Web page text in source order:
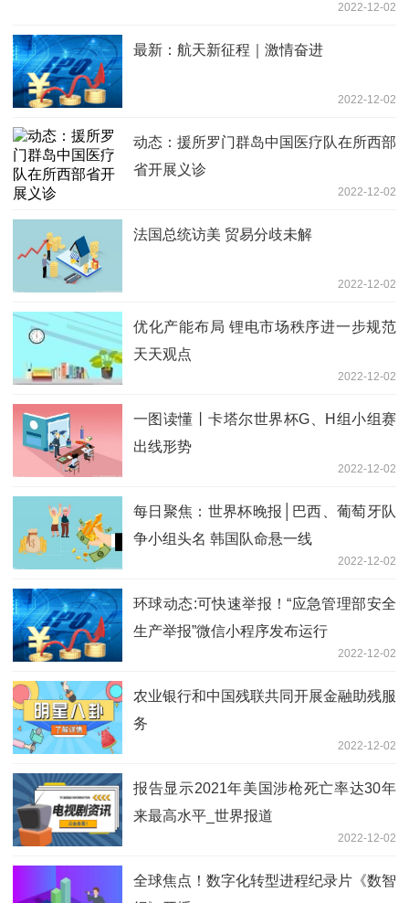
2022-12-02
最新：航天新征程｜激情奋进
2022-12-02
动态：援所罗门群岛中国医疗队在所西部
省开展义诊
2022-12-02
法国总统访美 贸易分歧未解
2022-12-02
优化产能布局 锂电市场秩序进一步规范
天天观点
2022-12-02
一图读懂丨卡塔尔世界杯G、H组小组赛
出线形势
2022-12-02
每日聚焦：世界杯晚报│巴西、葡萄牙队
争小组头名 韩国队命悬一线
2022-12-02
环球动态:可快速举报！“应急管理部安全
生产举报”微信小程序发布运行
2022-12-02
农业银行和中国残联共同开展金融助残服
务
2022-12-02
报告显示2021年美国涉枪死亡率达30年
来最高水平_世界报道
2022-12-02
全球焦点！数字化转型进程纪录片《数智